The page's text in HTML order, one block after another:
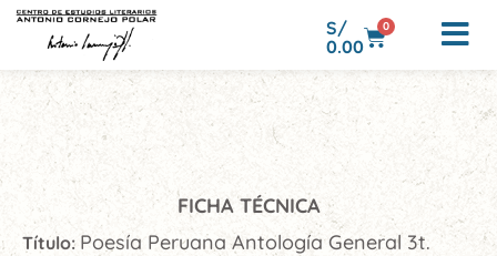
S/
0.00
0
FICHA TÉCNICA
Título: Poesía Peruana Antología General 3t.